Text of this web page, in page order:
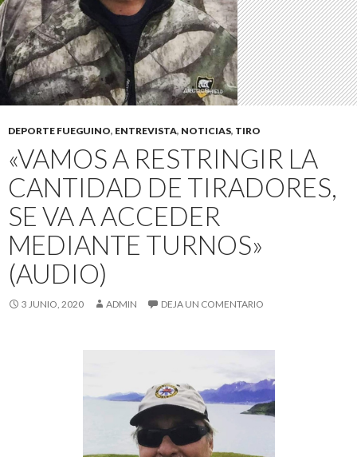
DEPORTE FUEGUINO, ENTREVISTA, NOTICIAS, TIRO
«VAMOS A RESTRINGIR LA
CANTIDAD DE TIRADORES,
SE VA A ACCEDER
MEDIANTE TURNOS»
(AUDIO)
3 JUNIO, 2020 ADMIN DEJA UN COMENTARIO